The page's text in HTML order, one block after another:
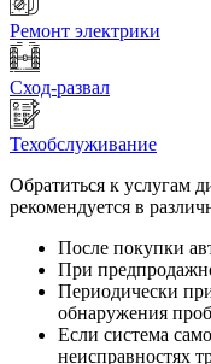
Ремонт электрики
Сход-развал
Техобслуживание
Обратиться к услугам
рекомендуется в
После покупки
При
Периодически
обнаружения
Если система
неисправностях